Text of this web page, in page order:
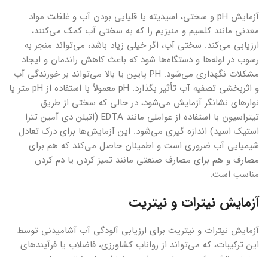
آزمایش pH و سختی، اسیدیته یا قلیایی بودن آب و غلظت مواد
معدنی مانند کلسیم و منیزیم را که به سختی آب کمک می‌کنند،
ارزیابی می‌کند. سختی آب، اگر خیلی زیاد باشد، می‌تواند منجر به
رسوب در لوله‌ها و دستگاه‌ها شود که باعث کاهش راندمان و ایجاد
مشکلات نگهداری می‌شود. PH پایین یا بالا می‌تواند بر خورندگی آب
و اثربخشی تصفیه آب تأثیر بگذارد. pH معمولاً با استفاده از pH متر یا
نوارهای نشانگر آزمایش می‌شود، در حالی که سختی از طریق
تیتراسیون با استفاده از عواملی مانند EDTA (اتیلن دی آمین تترا
استیک اسید) اندازه گیری می‌شود. این آزمایش‌ها برای درک تعادل
شیمیایی آب ضروری است و اطمینان حاصل می‌کند که هم برای
مصارف و هم برای مصارف صنعتی مانند تمیز کردن یا دم کردن
مناسب است.
آزمایش نیترات و نیتریت
آزمایش نیترات و نیتریت برای ارزیابی آلودگی آب آشامیدنی توسط
این ترکیبات، که می‌تواند از رواناب کشاورزی، فاضلاب یا فرآیندهای